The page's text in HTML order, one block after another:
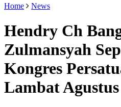
Home News
Hendry Ch
Zulmansyah
Kongres
Lambat Agustus